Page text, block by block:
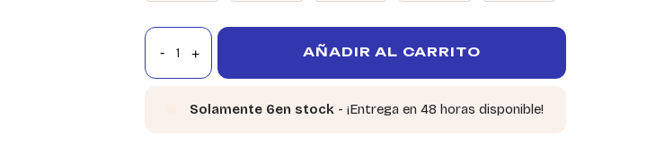
AÑADIR AL CARRITO
Solamente 6en stock - ¡Entrega en 48 horas disponible!